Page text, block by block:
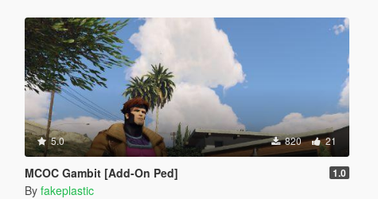
5.0 820 21
MCOC Gambit [Add-On Ped] 1.0
By fakeplastic